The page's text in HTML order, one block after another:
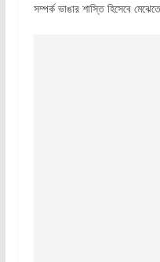
সম্পর্ক ভাঙার শাস্তি হিসেবে